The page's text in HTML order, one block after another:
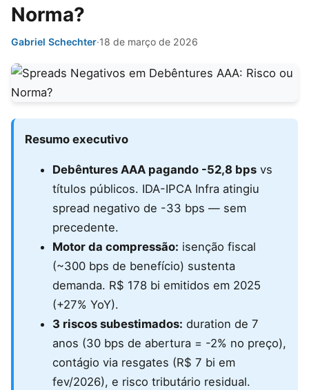
Norma?
Gabriel Schechter·18 de março de 2026
Resumo executivo
Debêntures AAA pagando -52,8 bps vs
títulos públicos. IDA-IPCA Infra atingiu
spread negativo de -33 bps — sem
precedente.
Motor da compressão: isenção fiscal
(~300 bps de benefício) sustenta
demanda. R$ 178 bi emitidos em 2025
(+27% YoY).
3 riscos subestimados: duration de 7
anos (30 bps de abertura = -2% no preço),
contágio via resgates (R$ 7 bi em
fev/2026), e risco tributário residual.